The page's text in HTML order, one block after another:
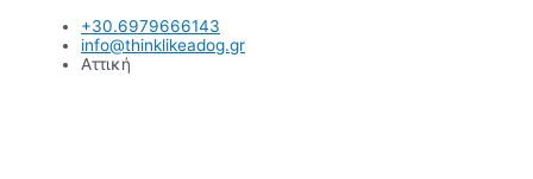
Μετάβαση
περιεχόμενο
+30.6979666143
info@thinklikeadog.gr
Αττική